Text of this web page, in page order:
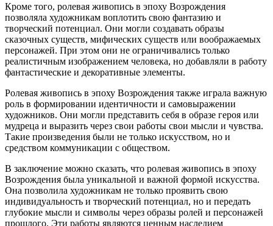
Кроме того, ролевая живопись в эпоху Возрождения
позволяла художникам воплотить свою фантазию и
творческий потенциал. Они могли создавать образы
сказочных существ, мифических существ или воображаемых
персонажей. При этом они не ограничивались только
реалистичным изображением человека, но добавляли в работу
фантастические и декоративные элементы.
Ролевая живопись в эпоху Возрождения также играла важную
роль в формировании идентичности и самовыражении
художников. Они могли представить себя в образе героя или
мудреца и выразить через свои работы свои мысли и чувства.
Такие произведения были не только искусством, но и
средством коммуникации с обществом.
В заключение можно сказать, что ролевая живопись в эпоху
Возрождения была уникальной и важной формой искусства.
Она позволила художникам не только проявить свою
индивидуальность и творческий потенциал, но и передать
глубокие мысли и символы через образы ролей и персонажей
прошлого. Эти работы являются ценным наследием